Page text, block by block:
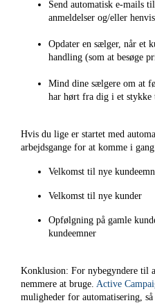
Send automatisk e-mails
anmeldelser og/eller
Opdater en sælger, når et
handling (som at besøge
Mind dine sælgere om at
har hørt fra dig i et stykke
Hvis du lige er startet med
arbejdsgange for at komme i
Velkomst til nye
Velkomst til nye kunder
Opfølgning på gamle
kundeemner
Konklusion: For nybegyndere til
nemmere at bruge. Active
muligheder for automatisering,